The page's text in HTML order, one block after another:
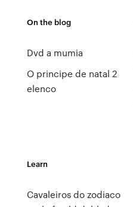
On the blog
Dvd a mumia
O principe de natal 2
elenco
Learn
Cavaleiros do zodiaco